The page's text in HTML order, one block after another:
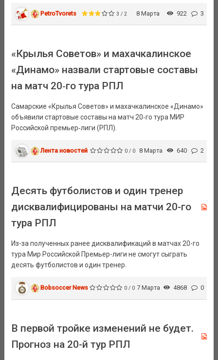
PetroTvorets 3 / 2 8 Марта 922 3
«Крылья Советов» и махачкалинское
«Динамо» назвали стартовые составы
на матч 20‑го тура РПЛ
Самарские «Крылья Советов» и махачкалинское «Динамо»
объявили стартовые составы на матч 20‑го тура МИР
Российской премьер‑лиги (РПЛ).
Лента новостей 0 / 0 8 Марта 640 2
Десять футболистов и один тренер
дисквалифицированы на матчи 20-го
тура РПЛ
Из-за полученных ранее дисквалификаций в матчах 20-го
тура Мир Российской Премьер-лиги не смогут сыграть
десять футболистов и один тренер.
Bobsoccer News 0 / 0 7 Марта 4868 0
В первой тройке изменений не будет.
Прогноз на 20-й тур РПЛ